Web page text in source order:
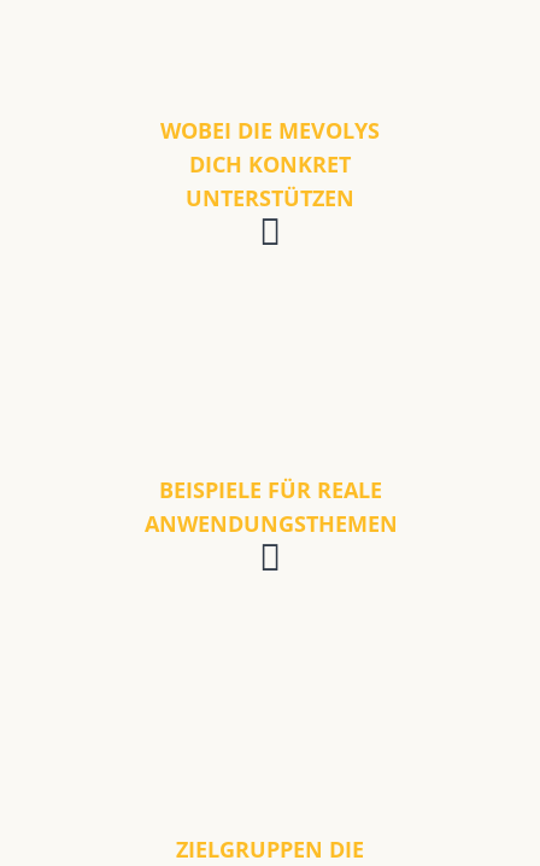
WOBEI DIE MEVOLYS
DICH KONKRET
UNTERSTÜTZEN
BEISPIELE FÜR REALE
ANWENDUNGSTHEMEN
ZIELGRUPPEN DIE